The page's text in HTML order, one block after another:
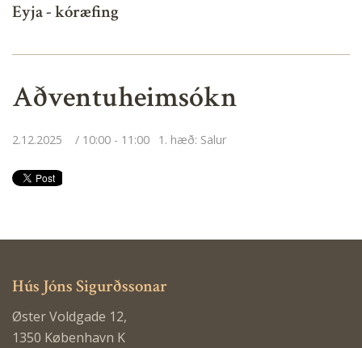
Eyja - kóræfing
Aðventuheimsókn
2.12.2025 10:00 - 11:00 1. hæð: Salur
Hús Jóns Sigurðssonar
Øster Voldgade 12,
1350 København K